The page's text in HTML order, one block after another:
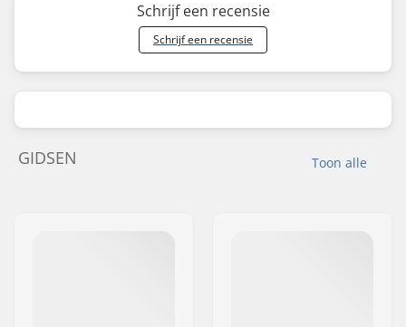
Schrijf een recensie
Schrijf een recensie
Toon alle
GIDSEN